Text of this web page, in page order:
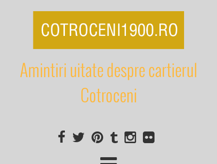
Amintiri uitate despre cartierul
Cotroceni